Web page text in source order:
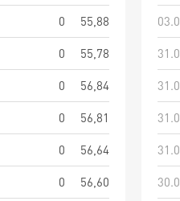
0
55,88
0
55,78
0
56,84
0
56,81
0
56,64
0
56,60